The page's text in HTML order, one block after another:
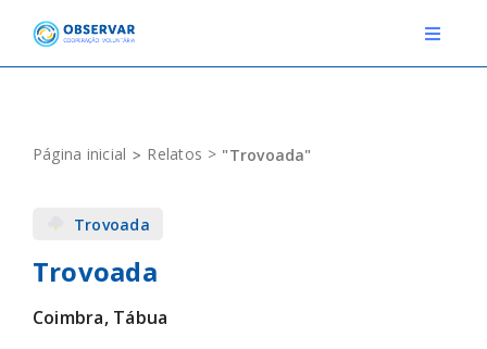
content
Toggle
EVENTOS
DEFINIÇÕES
F.A.Q.
Página inicial Relatos "Trovoada"
Trovoada
Trovoada
Coimbra, Tábua